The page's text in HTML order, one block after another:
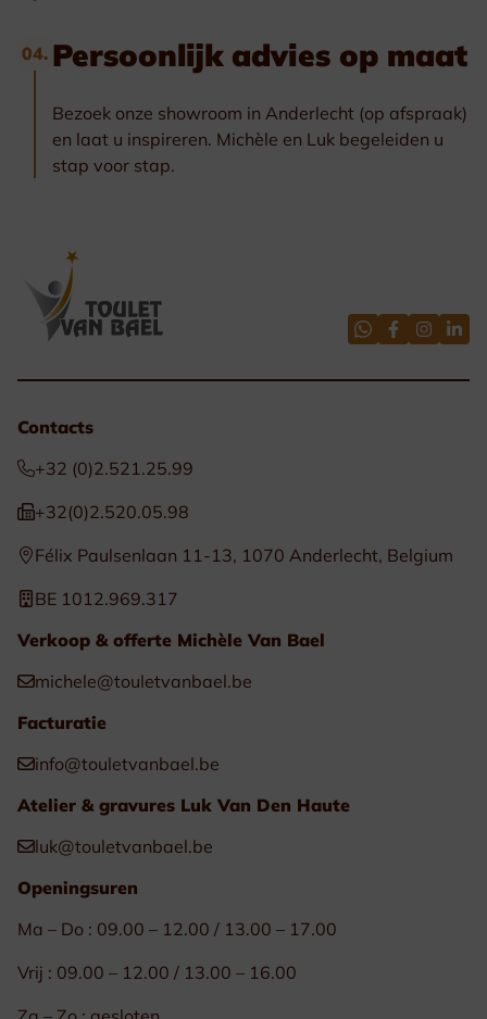
04. Persoonlijk advies op maat
Bezoek onze showroom in Anderlecht (op afspraak)
en laat u inspireren. Michèle en Luk begeleiden u
stap voor stap.
Contacts
+32 (0)2.521.25.99
+32(0)2.520.05.98
Félix Paulsenlaan 11-13, 1070 Anderlecht, Belgium
BE 1012.969.317
Verkoop & offerte Michèle Van Bael
michele@touletvanbael.be
Facturatie
info@touletvanbael.be
Atelier & gravures Luk Van Den Haute
luk@touletvanbael.be
Openingsuren
Ma – Do : 09.00 – 12.00 / 13.00 – 17.00
Vrij : 09.00 – 12.00 / 13.00 – 16.00